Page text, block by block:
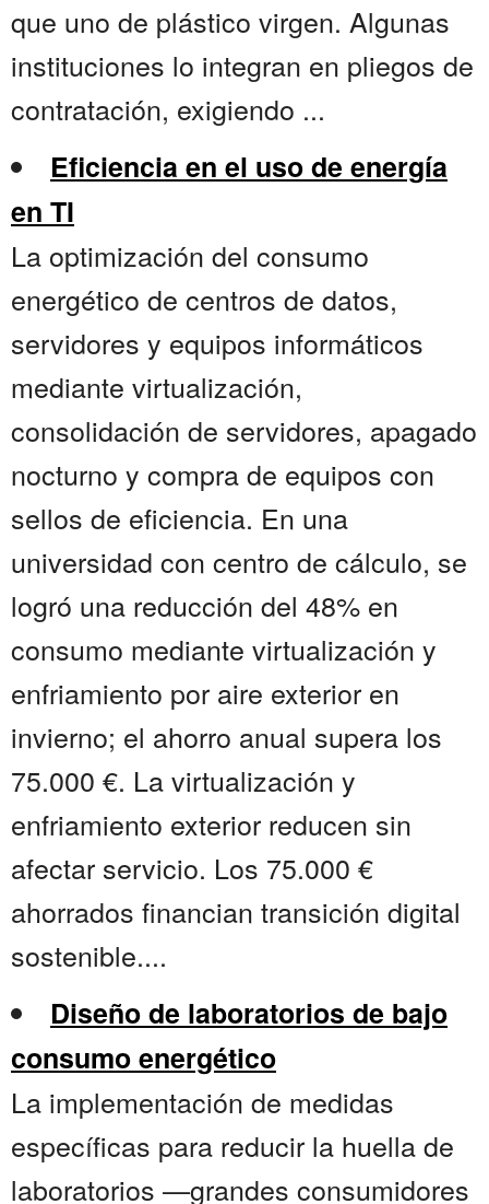
que uno de plástico virgen. Algunas
instituciones lo integran en pliegos de
contratación, exigiendo ...
Eficiencia en el uso de energía
en TI
La optimización del consumo
energético de centros de datos,
servidores y equipos informáticos
mediante virtualización,
consolidación de servidores, apagado
nocturno y compra de equipos con
sellos de eficiencia. En una
universidad con centro de cálculo, se
logró una reducción del 48% en
consumo mediante virtualización y
enfriamiento por aire exterior en
invierno; el ahorro anual supera los
75.000 €. La virtualización y
enfriamiento exterior reducen sin
afectar servicio. Los 75.000 €
ahorrados financian transición digital
sostenible....
Diseño de laboratorios de bajo
consumo energético
La implementación de medidas
específicas para reducir la huella de
laboratorios —grandes consumidores